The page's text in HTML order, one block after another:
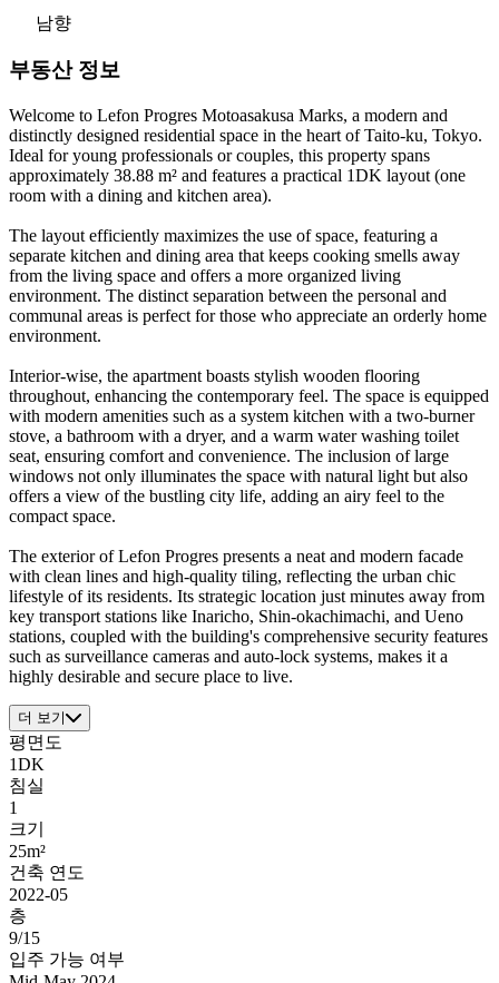
남향
부동산 정보
Welcome to Lefon Progres Motoasakusa Marks, a modern and
distinctly designed residential space in the heart of Taito-ku, Tokyo.
Ideal for young professionals or couples, this property spans
approximately 38.88 m² and features a practical 1DK layout (one
room with a dining and kitchen area).
The layout efficiently maximizes the use of space, featuring a
separate kitchen and dining area that keeps cooking smells away
from the living space and offers a more organized living
environment. The distinct separation between the personal and
communal areas is perfect for those who appreciate an orderly home
environment.
Interior-wise, the apartment boasts stylish wooden flooring
throughout, enhancing the contemporary feel. The space is equipped
with modern amenities such as a system kitchen with a two-burner
stove, a bathroom with a dryer, and a warm water washing toilet
seat, ensuring comfort and convenience. The inclusion of large
windows not only illuminates the space with natural light but also
offers a view of the bustling city life, adding an airy feel to the
compact space.
The exterior of Lefon Progres presents a neat and modern facade
with clean lines and high-quality tiling, reflecting the urban chic
lifestyle of its residents. Its strategic location just minutes away from
key transport stations like Inaricho, Shin-okachimachi, and Ueno
stations, coupled with the building's comprehensive security features
such as surveillance cameras and auto-lock systems, makes it a
highly desirable and secure place to live.
더 보기
평면도
1DK
침실
1
크기
25m²
건축 연도
2022-05
층
9/15
입주 가능 여부